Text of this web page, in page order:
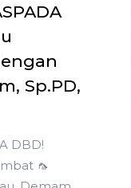
Sp.PD,
DBD!
🦟